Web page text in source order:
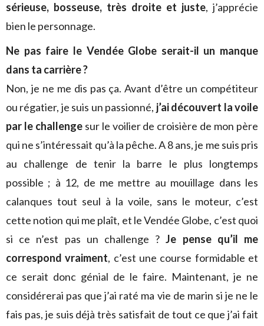
sérieuse, bosseuse, très droite et juste, j’apprécie
bien le personnage.
Ne pas faire le Vendée Globe serait-il un manque
dans ta carrière ?
Non, je ne me dis pas ça. Avant d’être un compétiteur
ou régatier, je suis un passionné, j’ai découvert la voile
par le challengesur le voilier de croisière de mon père
qui ne s’intéressait qu’à la pêche. A 8 ans, je me suis pris
au challenge de tenir la barre le plus longtemps
possible ; à 12, de me mettre au mouillage dans les
calanques tout seul à la voile, sans le moteur, c’est
cette notion qui me plaît, et le Vendée Globe, c’est quoi
si ce n’est pas un challenge ?Je pense qu’il me
correspond vraiment, c’est une course formidable et
ce serait donc génial de le faire. Maintenant, je ne
considérerai pas que j’ai raté ma vie de marin si je ne le
fais pas, je suis déjà très satisfait de tout ce que j’ai fait